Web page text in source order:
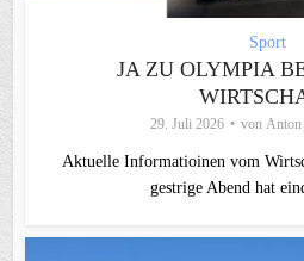
Sport
JA ZU OLYMPIA
29. Juli 2026 von Anton
Aktuelle Informatioinen vom
gestrige Abend hat